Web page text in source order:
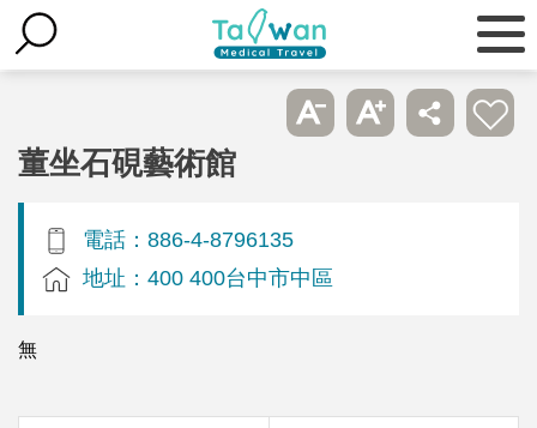
董坐石硯藝術館
電話：886-4-8796135
地址：400 400台中市中區
無